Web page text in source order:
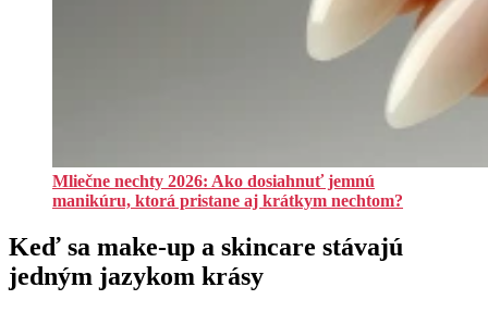
Mliečne nechty 2026: Ako dosiahnuť jemnú
manikúru, ktorá pristane aj krátkym nechtom?
Keď sa make-up a skincare stávajú
jedným jazykom krásy